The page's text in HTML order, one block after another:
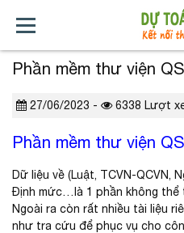
TRANG
CHỦ
GIỚI
THIỆU
TẢI
VỀ
TIN
TỨC
BÁO
GIÁ
KHÓA
HỌC
XÂY
DỰNG
Phần mềm thư viện
27/06/2023 - 6338 Lượt
Phần mềm thư viện
Dữ liệu về (Luật, TCVN-QCVN,
Định mức…là 1 phần không thể
Ngoài ra còn rất nhiều tài liệu
như tra cứu để phục vụ cho